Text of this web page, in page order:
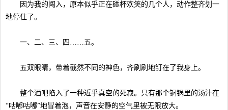
因为我的闯入，原本似乎正在碰杯欢笑的几个人，动作整齐划一
地停住了。
一、二、三、四……五。
五双眼睛，带着截然不同的神色，齐刷刷地钉在了我身上。
整个酒吧陷入了一种近乎真空的死寂。只有那个铜锅里的汤汁在
“咕嘟咕嘟”地冒着泡，声音在安静的空气里被无限放大。